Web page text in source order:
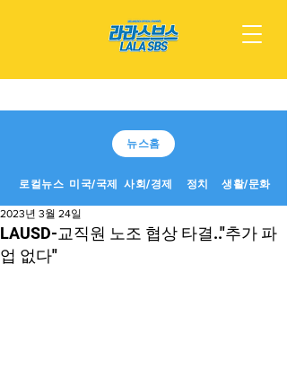
뉴스홈
로컬뉴스 미국/국제 사회/경제 정치 생활/문화
LAUSD-교직원 노조 협상 타결.."추가 파
업 없다"
2023년 3월 24일